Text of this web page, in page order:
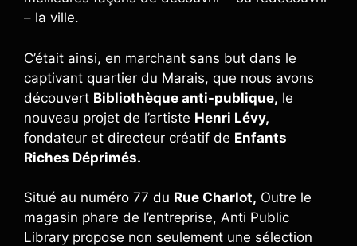
– la ville.
C’était ainsi, en marchant sans but dans le
captivant quartier du Marais, que nous avons
découvert Bibliothèque anti-publique, le
nouveau projet de l’artiste Henri Lévy,
fondateur et directeur créatif de Enfants
Riches Déprimés.
Situé au numéro 77 du Rue Charlot, Outre le
magasin phare de l’entreprise, Anti Public
Library propose non seulement une sélection